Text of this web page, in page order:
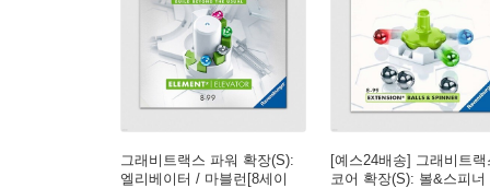
그래비트랙스 파워 확장(S):
엘리베이터 / 마블런[8세이
[예스24배송] 그래비트랙
코어 확장(S): 볼&스피너